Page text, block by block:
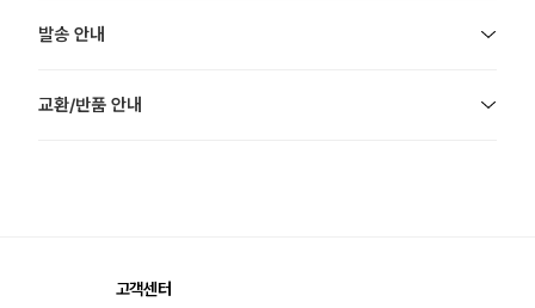
발송 안내
교환/반품 안내
고객센터